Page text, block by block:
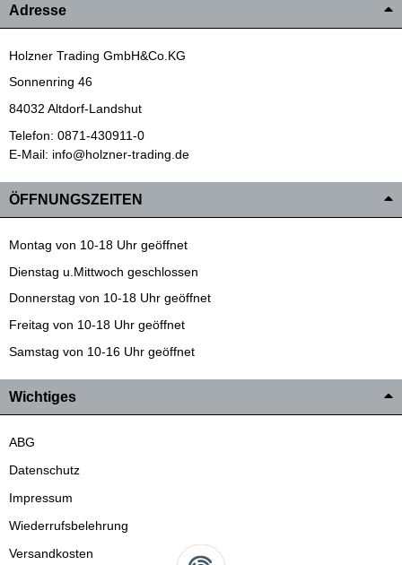
Adresse
Holzner Trading GmbH&Co.KG
Sonnenring 46
84032 Altdorf-Landshut
Telefon: 0871-430911-0
E-Mail: info@holzner-trading.de
ÖFFNUNGSZEITEN
Montag von 10-18 Uhr geöffnet
Dienstag u.Mittwoch geschlossen
Donnerstag von 10-18 Uhr geöffnet
Freitag von 10-18 Uhr geöffnet
Samstag von 10-16 Uhr geöffnet
Wichtiges
ABG
Datenschutz
Impressum
Wiederrufsbelehrung
Versandkosten